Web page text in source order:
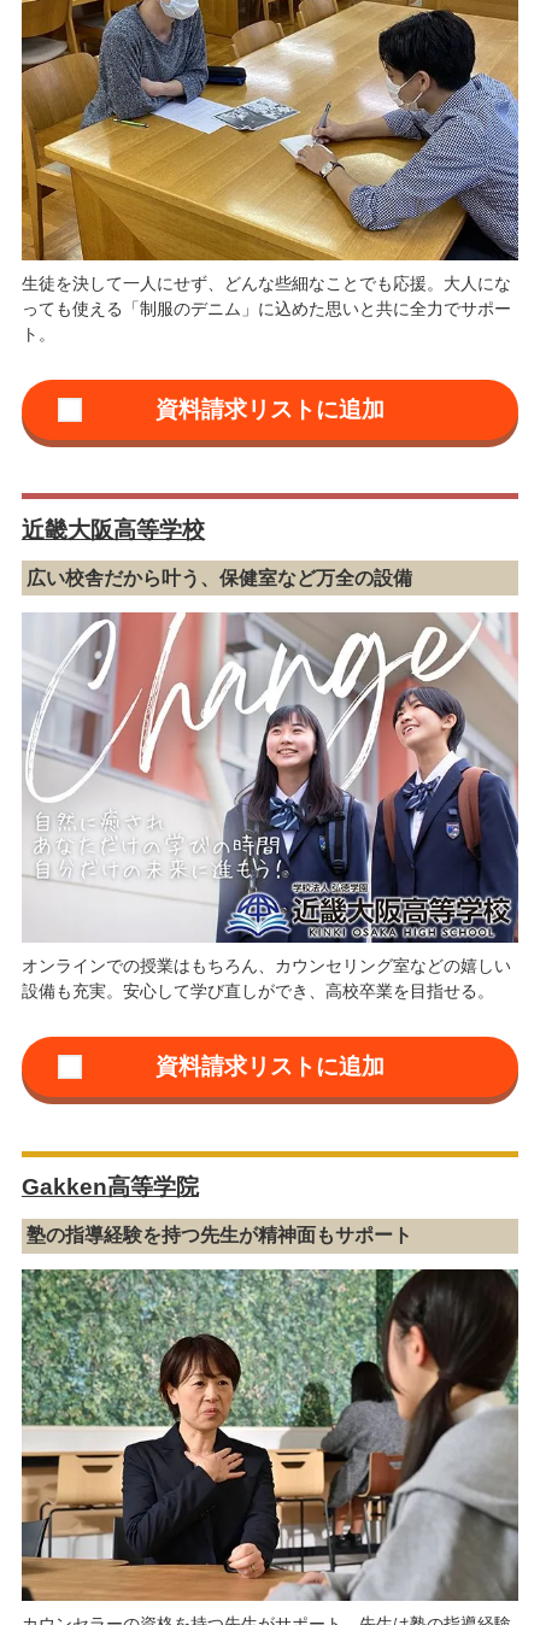
生徒を決して一人にせず、どんな些細なことでも応援。大人にな
っても使える「制服のデニム」に込めた思いと共に全力でサポー
ト。
近畿大阪高等学校
広い校舎だから叶う、保健室など万全の設備
オンラインでの授業はもちろん、カウンセリング室などの嬉しい
設備も充実。安心して学び直しができ、高校卒業を目指せる。
Gakken高等学院
塾の指導経験を持つ先生が精神面もサポート